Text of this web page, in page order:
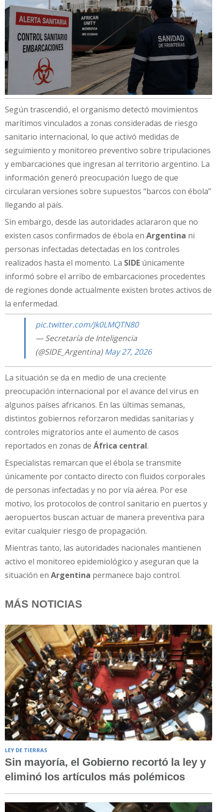
Según trascendió, el organismo detectó movimientos
marítimos vinculados a zonas consideradas de riesgo
sanitario internacional, lo que activó medidas de
seguimiento y monitoreo preventivo sobre tripulaciones
y embarcaciones que ingresan al territorio argentino. La
información generó preocupación luego de que
circularan versiones sobre supuestos “barcos con ébola”
llegando al país.
Sin embargo, desde las autoridades aclararon que no
existen casos confirmados de ébola en Argentina ni
personas infectadas detectadas en los controles
realizados hasta el momento. La SIDE únicamente
informó sobre el arribo de embarcaciones procedentes
de regiones donde actualmente existen brotes activos de
la enfermedad.
pic.twitter.com/Jk0LMQTN80
— Secretaría de Inteligencia
(@SIDE_Argentina)May 27, 2026
La situación se da en medio de una creciente
preocupación internacional por el avance del virus en
algunos países africanos. En las últimas semanas,
distintos gobiernos reforzaron medidas sanitarias y
controles migratorios ante el aumento de casos
reportados en zonas de África central.
Especialistas remarcan que el ébola se transmite
únicamente por contacto directo con fluidos corporales
de personas infectadas y no por vía aérea. Por ese
motivo, los protocolos de control sanitario en puertos y
aeropuertos buscan actuar de manera preventiva para
evitar cualquier riesgo de propagación.
Mientras tanto, las autoridades nacionales mantienen
activo el monitoreo epidemiológico y aseguran que la
situación en Argentina permanece bajo control.
MÁS NOTICIAS
LEY DE TIERRAS
Sin mayoría, el Gobierno recortó la ley y
eliminó los artículos más polémicos